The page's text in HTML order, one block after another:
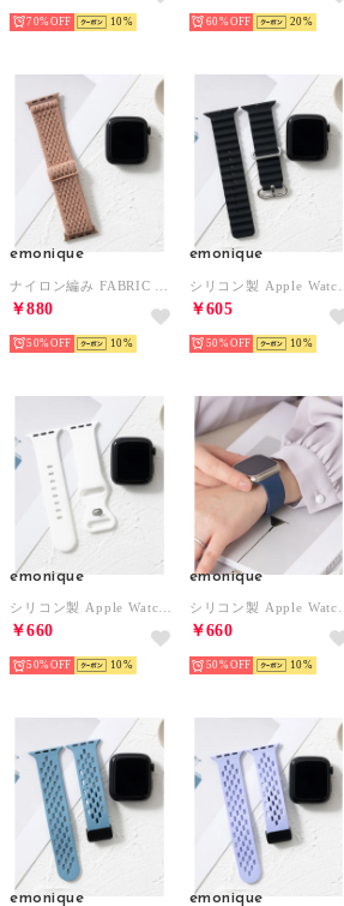
70% 10 60% 20
emonique
￥880
50% 10
emonique
￥605
50% 10
emonique
￥660
50% 10
emonique
￥660
50% 10
emonique emonique